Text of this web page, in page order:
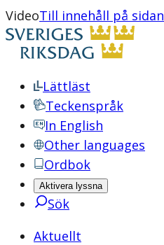
VideoTill innehåll på sidan
Lättläst
Teckenspråk
In English
Other languages
Ordbok
Aktivera lyssna
Sök
Aktuellt